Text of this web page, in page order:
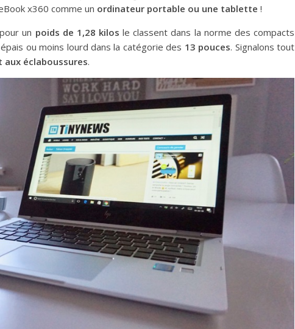
x360 comme un ordinateur portable ou une tablette !
un poids de 1,28 kilos le classent dans la norme des compacts
ou moins lourd dans la catégorie des 13 pouces. Signalons tout
éclaboussures.